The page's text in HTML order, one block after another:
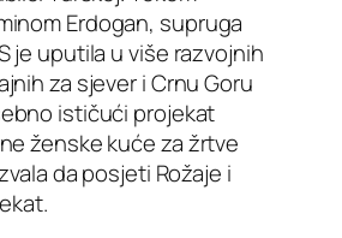
Erdogan, supruga
je uputila u više razvojnih
za sjever i Crnu Goru
ističući projekat
ženske kuće za žrtve
da posjeti Rožaje i